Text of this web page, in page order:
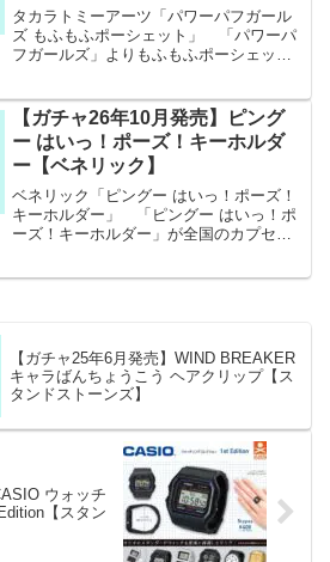
タカラトミーアーツ「パワーパフガール
ズ もふもふポーシェット」 「パワーパ
フガールズ」よりもふもふポーシェット
ワーパフガールズのもふもふポーシェッ
トが新登場します。 商...
【ガチャ26年10月発売】ピング
ー はいっ！ポーズ！キーホルダ
ー【ベネリック】
ベネリック「ピングー はいっ！ポーズ！
キーホルダー」 「ピングー はいっ！ポ
ーズ！キーホルダー」が全国のカプセル
【ガチャ25年6月発売】WIND BREAKER
キャラばんちょうこう ヘアクリップ【ス
タンドストーンズ】
ウォッチ
【スタン